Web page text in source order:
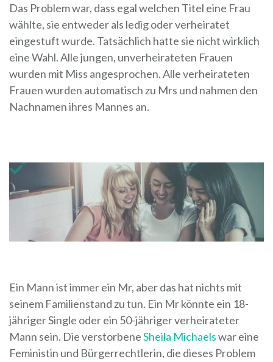
Das Problem war, dass egal welchen Titel eine Frau
wählte, sie entweder als ledig oder verheiratet
eingestuft wurde. Tatsächlich hatte sie nicht wirklich
eine Wahl. Alle jungen, unverheirateten Frauen
wurden mit Miss angesprochen. Alle verheirateten
Frauen wurden automatisch zu Mrs und nahmen den
Nachnamen ihres Mannes an.
Ein Mann ist immer ein Mr, aber das hat nichts mit
seinem Familienstand zu tun. Ein Mr könnte ein 18-
jähriger Single oder ein 50-jähriger verheirateter
Mann sein. Die verstorbeneSheila Michaelswar eine
Feministin und Bürgerrechtlerin, die dieses Problem